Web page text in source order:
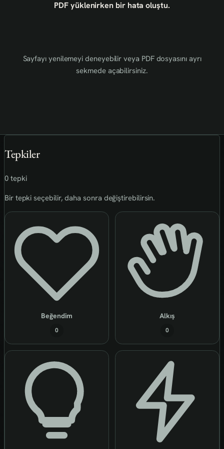
PDF yüklenirken bir hata oluştu.
Sayfayı yenilemeyi deneyebilir veya PDF dosyasını ayrı
sekmede açabilirsiniz.
Tepkiler
0 tepki
Bir tepki seçebilir, daha sonra değiştirebilirsin.
Beğendim
0
Alkış
0